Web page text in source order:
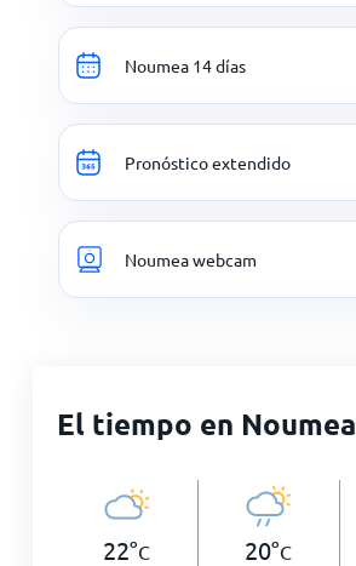
Noumea 14 días
Pronóstico extendido
Noumea webcam
El tiempo en Noumea
22°C 20°C